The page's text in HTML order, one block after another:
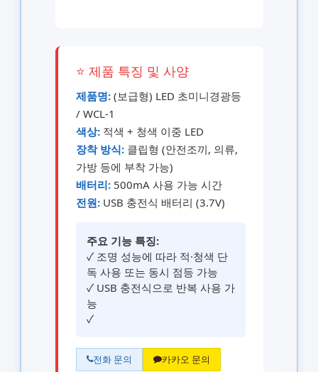
⭐ 제품 특징 및 사양
제품명:(보급형) LED 초미니경광등
/ WCL-1
색상:적색 + 청색 이중 LED
장착 방식:클립형 (안전조끼, 의류,
가방 등에 부착 가능)
배터리:500mA 사용 가능 시간
전원:USB 충전식 배터리 (3.7V)
주요 기능 특징:
✓ 조명 성능에 따라 적·청색 단
독 사용 또는 동시 점등 가능
✓ USB 충전식으로 반복 사용 가
능
✓
전화 문의 카카오 문의